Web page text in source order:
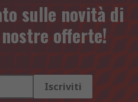
sulle novità di
offerte!
Iscriviti